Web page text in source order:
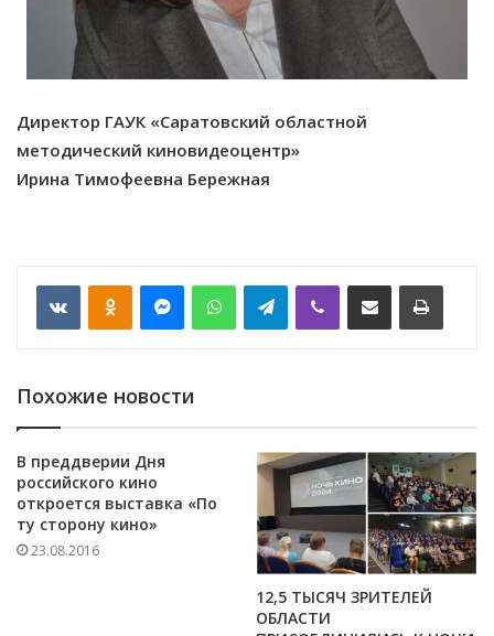
Директор ГАУК «Саратовский областной
методический киновидеоцентр»
Ирина Тимофеевна Бережная
VKontakte WhatsApp Telegram
Похожие новости
В преддверии Дня
российского кино
откроется выставка «По
ту сторону кино»
23.08.2016
12,5 ТЫСЯЧ ЗРИТЕЛЕЙ
ОБЛАСТИ